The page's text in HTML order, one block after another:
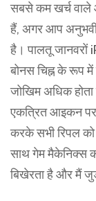
सबसे कम खर्च वाले
हैं, अगर आप अनुभवी
है। पालतू जानवरों
बोनस चिह्न के रूप
जोखिम अधिक
एकत्रित आइकन पर
करके सभी रिपल को
साथ गेम मैकेनिक्स
बिखेरता है और मैं